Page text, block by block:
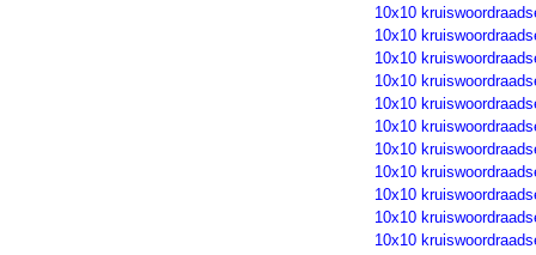
10x10
10x10
10x10
10x10
10x10
10x10
10x10
10x10
10x10
10x10
10x10